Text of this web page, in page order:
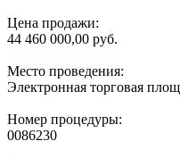
Цена продажи:
44 460 000,00 руб.
Место проведения:
Электронная торговая
Номер процедуры:
0086230